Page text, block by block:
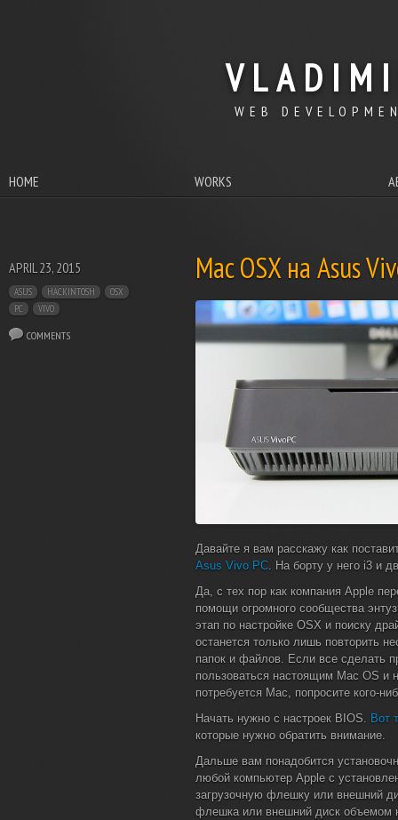
WEB
HOME WORKS
Mac OSX на Asus
APRIL 23, 2015
Давайте я вам расскажу как
Asus Vivo PC . На борту у него i3 и
Да, с тех пор как компания Apple
помощи огромного сообщества
этап по настройке OSX и поиску
останется только лишь повторить
папок и файлов. Если все сделать
пользоваться настоящим Mac OS и
потребуется Mac, попросите кого-
Начать нужно с настроек BIOS.
Вот
которые нужно обратить внимание.
Дальше вам понадобится
любой компьютер Apple с
загрузочную флешку или внешний
флешка или внешний диск объемом
ASUS HACKINTOSH
OSX
PC
VIVO
COMMENTS